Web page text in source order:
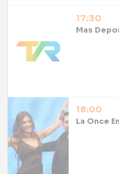
17:30
Mas
18:00
La Once